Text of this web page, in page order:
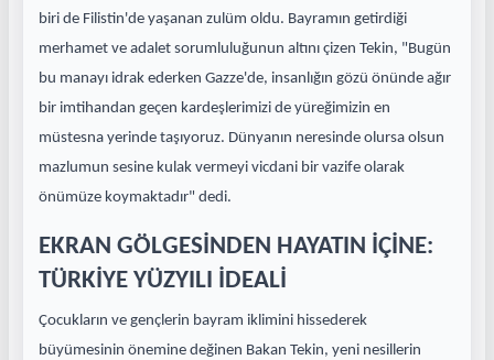
biri de Filistin'de yaşanan zulüm oldu. Bayramın getirdiği
merhamet ve adalet sorumluluğunun altını çizen Tekin, "Bugün
bu manayı idrak ederken Gazze'de, insanlığın gözü önünde ağır
bir imtihandan geçen kardeşlerimizi de yüreğimizin en
müstesna yerinde taşıyoruz. Dünyanın neresinde olursa olsun
mazlumun sesine kulak vermeyi vicdani bir vazife olarak
önümüze koymaktadır" dedi.
EKRAN GÖLGESİNDEN HAYATIN İÇİNE:
TÜRKİYE YÜZYILI İDEALİ
Çocukların ve gençlerin bayram iklimini hissederek
büyümesinin önemine değinen Bakan Tekin, yeni nesillerin